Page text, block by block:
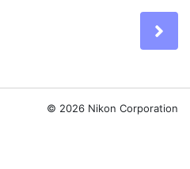
© 2026 Nikon Corporation